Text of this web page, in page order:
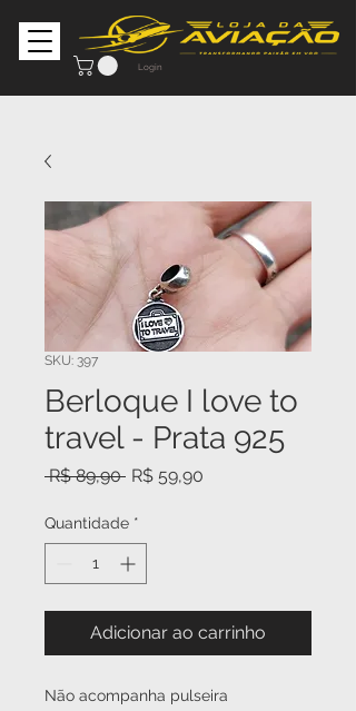
Login
SKU: 397
Berloque I love to
travel - Prata 925
R$ 89,90 Preço
R$ 59,90
Quantidade *
Adicionar ao carrinho
Não acompanha pulseira